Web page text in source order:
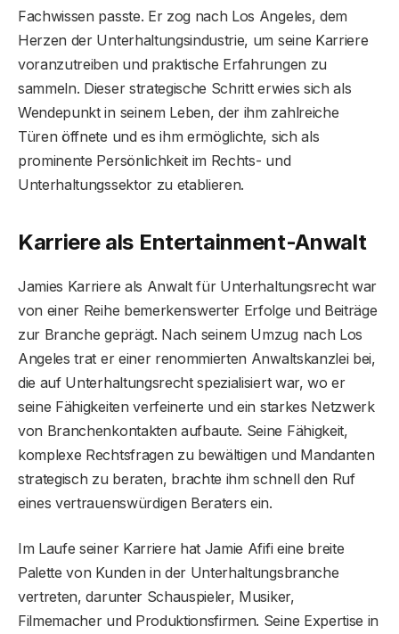
Fachwissen passte. Er zog nach Los Angeles, dem
Herzen der Unterhaltungsindustrie, um seine Karriere
voranzutreiben und praktische Erfahrungen zu
sammeln. Dieser strategische Schritt erwies sich als
Wendepunkt in seinem Leben, der ihm zahlreiche
Türen öffnete und es ihm ermöglichte, sich als
prominente Persönlichkeit im Rechts- und
Unterhaltungssektor zu etablieren.
Karriere als Entertainment-Anwalt
Jamies Karriere als Anwalt für Unterhaltungsrecht war
von einer Reihe bemerkenswerter Erfolge und Beiträge
zur Branche geprägt. Nach seinem Umzug nach Los
Angeles trat er einer renommierten Anwaltskanzlei bei,
die auf Unterhaltungsrecht spezialisiert war, wo er
seine Fähigkeiten verfeinerte und ein starkes Netzwerk
von Branchenkontakten aufbaute. Seine Fähigkeit,
komplexe Rechtsfragen zu bewältigen und Mandanten
strategisch zu beraten, brachte ihm schnell den Ruf
eines vertrauenswürdigen Beraters ein.
Im Laufe seiner Karriere hat Jamie Afifi eine breite
Palette von Kunden in der Unterhaltungsbranche
vertreten, darunter Schauspieler, Musiker,
Filmemacher und Produktionsfirmen. Seine Expertise in